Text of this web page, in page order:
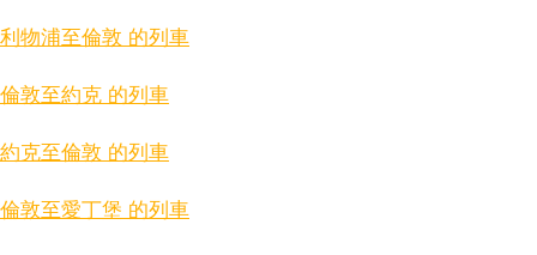
利物浦至倫敦 的列車
倫敦至約克 的列車
約克至倫敦 的列車
倫敦至愛丁堡 的列車